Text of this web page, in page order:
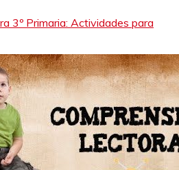
3º Primaria: Actividades para